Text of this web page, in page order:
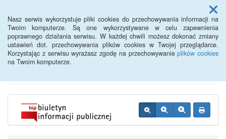
Nasz serwis wykorzystuje pliki cookies do przechowywania informacji na
Twoim komputerze. Są one wykorzystywane w celu zapewnienia
poprawnego działania serwisu. W każdej chwili możesz dokonać zmiany
ustawień dot. przechowywania plików cookies w Twojej przeglądarce.
Korzystając z serwisu wyrażasz zgodę na przechowywanieplików cookies
na Twoim komputerze.
Menu
BIP - Urząd Miejski
Wyśmierzyce